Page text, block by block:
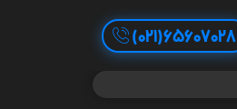
65607028(021)